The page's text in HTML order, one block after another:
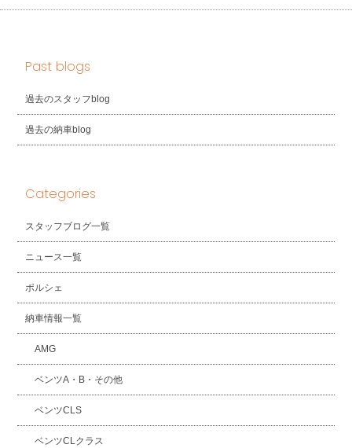
Past blogs
過去のスタッフblog
過去の納車blog
Categories
スタッフブログ一覧
ニュース一覧
ポルシェ
納車情報一覧
AMG
ベンツA・B・その他
ベンツCLS
ベンツCLクラス